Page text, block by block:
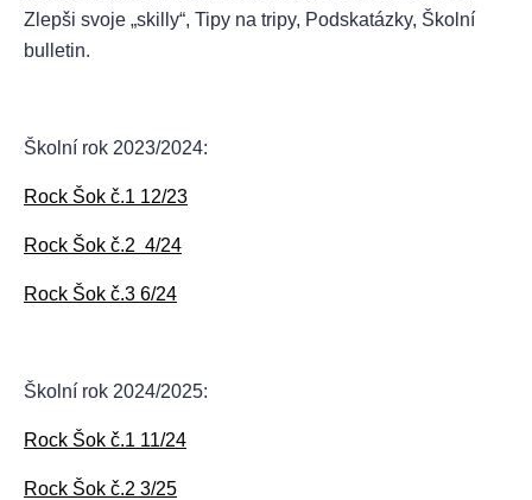
Zlepši svoje „skilly“, Tipy na tripy, Podskatázky, Školní
bulletin.
Školní rok 2023/2024:
Rock Šok č.1 12/23
Rock Šok č.2 4/24
Rock Šok č.3 6/24
Školní rok 2024/2025:
Rock Šok č.1 11/24
Rock Šok č.2 3/25